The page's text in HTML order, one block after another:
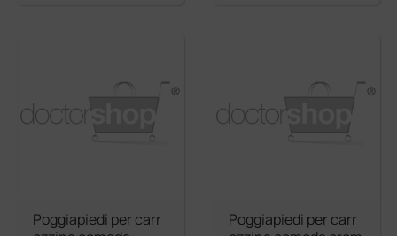
Poggiapiedi per carr
Poggiapiedi per carr